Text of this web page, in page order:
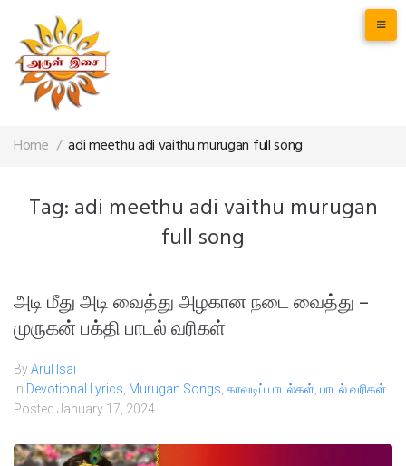
Home / adi meethu adi vaithu murugan full song
Tag: adi meethu adi vaithu murugan
full song
அடி மீது அடி வைத்து அழகான நடை வைத்து –
முருகன் பக்தி பாடல் வரிகள்
ByArul Isai
In Devotional Lyrics Murugan Songs காவடிப் பாடல்கள் பாடல் வரிகள்
Posted January 17, 2024